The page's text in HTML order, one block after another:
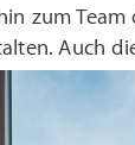
zum Team
Auch